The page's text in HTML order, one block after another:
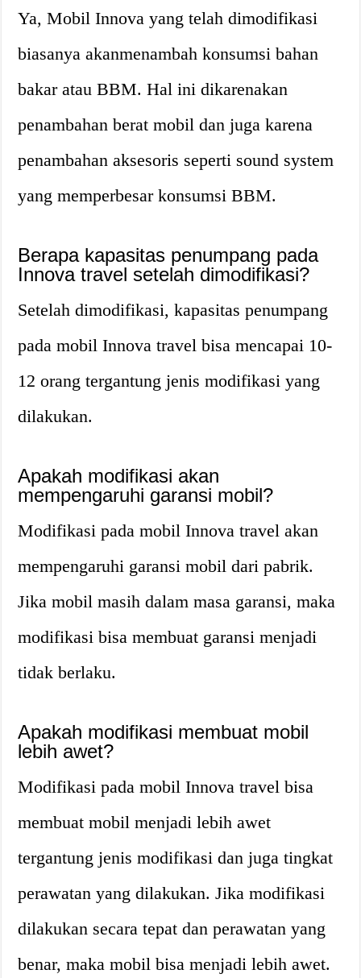
Ya, Mobil Innova yang telah dimodifikasi
biasanya akanmenambah konsumsi bahan
bakar atau BBM. Hal ini dikarenakan
penambahan berat mobil dan juga karena
penambahan aksesoris seperti sound system
yang memperbesar konsumsi BBM.
Berapa kapasitas penumpang pada
Innova travel setelah dimodifikasi?
Setelah dimodifikasi, kapasitas penumpang
pada mobil Innova travel bisa mencapai 10-
12 orang tergantung jenis modifikasi yang
dilakukan.
Apakah modifikasi akan
mempengaruhi garansi mobil?
Modifikasi pada mobil Innova travel akan
mempengaruhi garansi mobil dari pabrik.
Jika mobil masih dalam masa garansi, maka
modifikasi bisa membuat garansi menjadi
tidak berlaku.
Apakah modifikasi membuat mobil
lebih awet?
Modifikasi pada mobil Innova travel bisa
membuat mobil menjadi lebih awet
tergantung jenis modifikasi dan juga tingkat
perawatan yang dilakukan. Jika modifikasi
dilakukan secara tepat dan perawatan yang
benar, maka mobil bisa menjadi lebih awet.